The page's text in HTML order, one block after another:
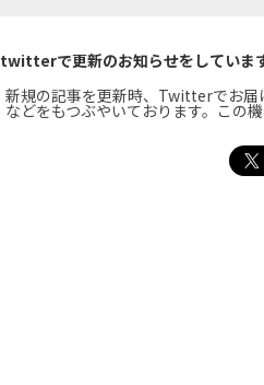
twitterで更新のお知らせをしていま
新規の記事を更新時、Twitterでお届
などをもつぶやいております。この